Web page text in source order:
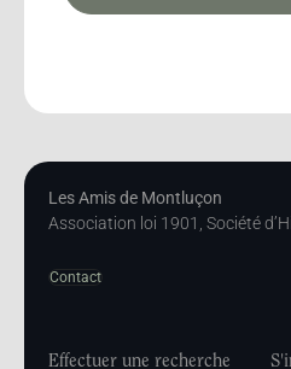
Les Amis de Montluçon
Association loi 1901, Société
Contact
Effectuer une recherche